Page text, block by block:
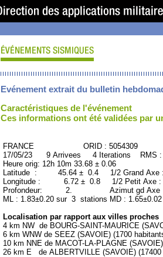
Evénement extrait du bulletin
Caractéristiques de l'événement
Ces informations ont été validées par
FRANCE ORID : 5054309
17/05/23 9 Arrivees 4 Iterations RMS
Heure orig: 12h 10m 33.68 ± 0.06
Latitude : 45.64 ± 0.4 1/2 Grand
Longitude : 6.72 ± 0.8 1/2 Petit Axe
Profondeur: 2. Azimut gd Axe :
ML : 1.83±0.20 sur 3 stations MD :
Localisation par rapport aux villes proches
4 km NW de BOURG-SAINT-MAURICE
6 km WNW de SEEZ (SAVOIE) (1700
10 km NNE de MACOT-LA-PLAGNE
26 km E de ALBERTVILLE (SAVOIE) (17400